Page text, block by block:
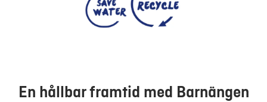
En hållbar framtid med Barnängen